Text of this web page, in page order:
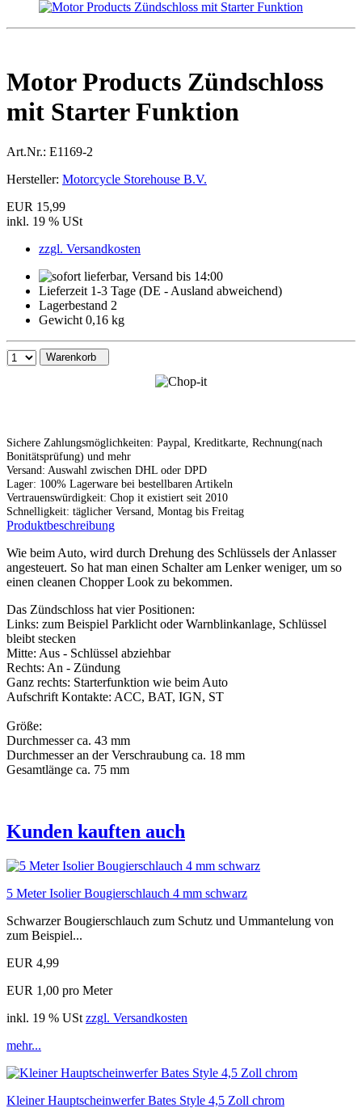
Motor Products Zündschloss
mit Starter Funktion
Art.Nr.: E1169-2
Hersteller: Motorcycle Storehouse B.V.
EUR 15,99
inkl. 19 % USt
zzgl. Versandkosten
Lieferzeit 1-3 Tage (DE - Ausland abweichend)
Lagerbestand 2
Gewicht 0,16 kg
Warenkorb
Sichere Zahlungsmöglichkeiten: Paypal, Kreditkarte, Rechnung(nach
Bonitätsprüfung) und mehr
Versand: Auswahl zwischen DHL oder DPD
Lager: 100% Lagerware bei bestellbaren Artikeln
Vertrauenswürdigkeit: Chop it existiert seit 2010
Schnelligkeit: täglicher Versand, Montag bis Freitag
Produktbeschreibung
Wie beim Auto, wird durch Drehung des Schlüssels der Anlasser
angesteuert. So hat man einen Schalter am Lenker weniger, um so
einen cleanen Chopper Look zu bekommen.
Das Zündschloss hat vier Positionen:
Links: zum Beispiel Parklicht oder Warnblinkanlage, Schlüssel
bleibt stecken
Mitte: Aus - Schlüssel abziehbar
Rechts: An - Zündung
Ganz rechts: Starterfunktion wie beim Auto
Aufschrift Kontakte: ACC, BAT, IGN, ST
Größe:
Durchmesser ca. 43 mm
Durchmesser an der Verschraubung ca. 18 mm
Gesamtlänge ca. 75 mm
Kunden kauften auch
5 Meter Isolier Bougierschlauch 4 mm schwarz
Schwarzer Bougierschlauch zum Schutz und Ummantelung von
zum Beispiel...
EUR 4,99
EUR 1,00 pro Meter
inkl. 19 % USt zzgl. Versandkosten
mehr...
Kleiner Hauptscheinwerfer Bates Style 4,5 Zoll chrom